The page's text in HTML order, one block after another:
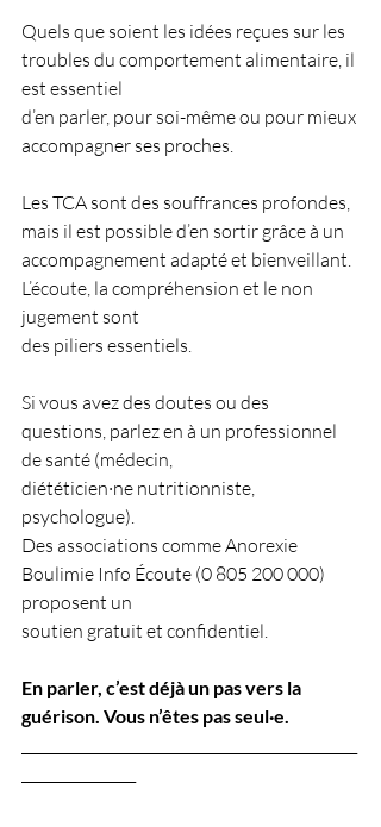
Quels que soient les idées reçues sur les
troubles du comportement alimentaire, il
est essentiel
d’en parler, pour soi-même ou pour mieux
accompagner ses proches.
Les TCA sont des souffrances profondes,
mais il est possible d’en sortir grâce à un
accompagnement adapté et bienveillant.
L’écoute, la compréhension et le non
jugement sont
des piliers essentiels.
Si vous avez des doutes ou des
questions, parlez en à un professionnel
de santé (médecin,
diététicien·ne nutritionniste,
psychologue).
Des associations comme Anorexie
Boulimie Info Écoute (0 805 200 000)
proposent un
soutien gratuit et confidentiel.
En parler, c’est déjà un pas vers la
guérison. Vous n’êtes pas seul·e.